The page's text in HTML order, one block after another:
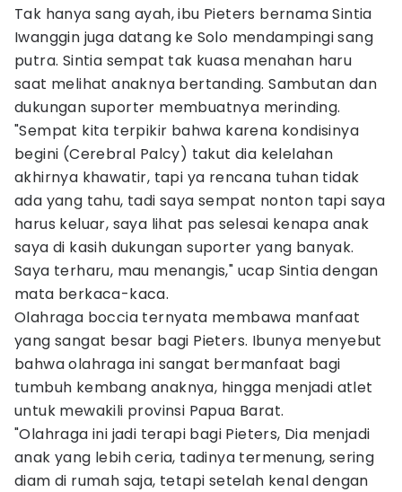
Tak hanya sang ayah, ibu Pieters bernama Sintia
Iwanggin juga datang ke Solo mendampingi sang
putra. Sintia sempat tak kuasa menahan haru
saat melihat anaknya bertanding. Sambutan dan
dukungan suporter membuatnya merinding.
"Sempat kita terpikir bahwa karena kondisinya
begini (Cerebral Palcy) takut dia kelelahan
akhirnya khawatir, tapi ya rencana tuhan tidak
ada yang tahu, tadi saya sempat nonton tapi saya
harus keluar, saya lihat pas selesai kenapa anak
saya di kasih dukungan suporter yang banyak.
Saya terharu, mau menangis," ucap Sintia dengan
mata berkaca-kaca.
Olahraga boccia ternyata membawa manfaat
yang sangat besar bagi Pieters. Ibunya menyebut
bahwa olahraga ini sangat bermanfaat bagi
tumbuh kembang anaknya, hingga menjadi atlet
untuk mewakili provinsi Papua Barat.
"Olahraga ini jadi terapi bagi Pieters, Dia menjadi
anak yang lebih ceria, tadinya termenung, sering
diam di rumah saja, tetapi setelah kenal dengan